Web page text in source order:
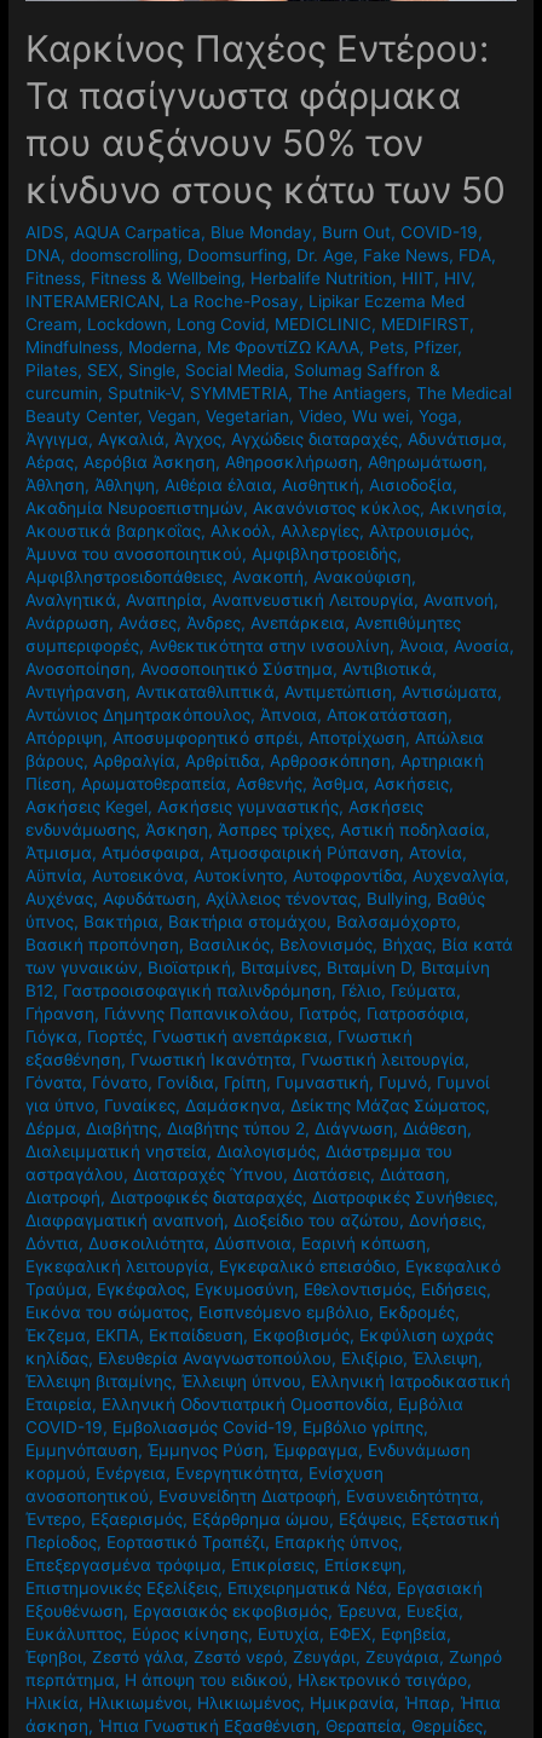
Καρκίνος Παχέος Εντέρου:
Τα πασίγνωστα φάρμακα
που αυξάνουν 50% τον
κίνδυνο στους κάτω των 50
AIDS,AQUA Carpatica, Blue Monday, Burn Out, COVID-19,
DNA,doomscrolling, Doomsurfing, Dr. Age, Fake News, FDA,
Fitness, Fitness & Wellbeing, Herbalife Nutrition, HIIT, HIV,
INTERAMERICAN, La Roche-Posay, Lipikar Eczema Med
Cream, Lockdown, Long Covid, MEDICLINIC, MEDIFIRST,
Mindfulness, Moderna, Mε ΦροντίΖΩ ΚΑΛΑ, Pets, Pfizer,
Pilates, SEX, Single, Social Media, Solumag Saffron &
curcumin, Sputnik-V, SYMMETRIA,The Antiagers,The Medical
Beauty Center,Vegan,Vegetarian,Video,Wu wei,Yoga,
Άγγιγμα,Αγκαλιά,Άγχος,Αγχώδεις διαταραχές,Αδυνάτισμα,
Αέρας,Αερόβια Άσκηση,Αθηροσκλήρωση,Αθηρωμάτωση,
Άθληση,Άθληψη,Αιθέρια έλαια,Αισθητική,Αισιοδοξία,
Ακαδημία Νευροεπιστημών,Ακανόνιστος κύκλος,Ακινησία,
Ακουστικά βαρηκοΐας,Αλκοόλ,Αλλεργίες,Αλτρουισμός,
Άμυνα του ανοσοποιητικού,Αμφιβληστροειδής,
Αμφιβληστροειδοπάθειες,Ανακοπή,Ανακούφιση,
Αναλγητικά,Αναπηρία,Αναπνευστική Λειτουργία,Αναπνοή,
Ανάρρωση,Ανάσες,Άνδρες,Ανεπάρκεια,Ανεπιθύμητες
συμπεριφορές,Ανθεκτικότητα στην ινσουλίνη,Άνοια,Ανοσία,
Ανοσοποίηση,Ανοσοποιητικό Σύστημα,Αντιβιοτικά,
Αντιγήρανση,Αντικαταθλιπτικά,Αντιμετώπιση,Αντισώματα,
Αντώνιος Δημητρακόπουλος,Άπνοια,Αποκατάσταση,
Απόρριψη,Αποσυμφορητικό σπρέι,Αποτρίχωση,Απώλεια
βάρους,Αρθραλγία,Αρθρίτιδα,Αρθροσκόπηση,Αρτηριακή
Πίεση,Αρωματοθεραπεία,Ασθενής,Άσθμα,Ασκήσεις,
Ασκήσεις Kegel,Ασκήσεις γυμναστικής,Ασκήσεις
ενδυνάμωσης,Άσκηση,Άσπρες τρίχες,Αστική ποδηλασία,
Άτμισμα,Ατμόσφαιρα,Ατμοσφαιρική Ρύπανση,Ατονία,
Αϋπνία,Αυτοεικόνα,Αυτοκίνητο,Αυτοφροντίδα,Αυχεναλγία,
Αυχένας,Αφυδάτωση,Αχίλλειος τένοντας, Βullying, Βαθύς
ύπνος, Βακτήρια, Βακτήρια στομάχου, Βαλσαμόχορτο,
Βασική προπόνηση, Βασιλικός, Βελονισμός, Βήχας, Βία κατά
των γυναικών, Βιοϊατρική, Βιταμίνες, Βιταμίνη D, Βιταμίνη
Β12, Γαστροοισοφαγική παλινδρόμηση, Γέλιο, Γεύματα,
Γήρανση, Γιάννης Παπανικολάου, Γιατρός, Γιατροσόφια,
Γιόγκα, Γιορτές, Γνωστική ανεπάρκεια, Γνωστική
εξασθένηση, Γνωστική Ικανότητα, Γνωστική λειτουργία,
Γόνατα, Γόνατο, Γονίδια, Γρίπη, Γυμναστική, Γυμνό, Γυμνοί
για ύπνο, Γυναίκες,Δαμάσκηνα,Δείκτης Μάζας Σώματος,
Δέρμα,Διαβήτης,Διαβήτης τύπου 2,Διάγνωση,Διάθεση,
Διαλειμματική νηστεία,Διαλογισμός,Διάστρεμμα του
αστραγάλου,Διαταραχές Ύπνου,Διατάσεις,Διάταση,
Διατροφή,Διατροφικές διαταραχές,Διατροφικές Συνήθειες,
Διαφραγματική αναπνοή,Διοξείδιο του αζώτου,Δονήσεις,
Δόντια,Δυσκοιλιότητα,Δύσπνοια, Εαρινή κόπωση,
Εγκεφαλική λειτουργία, Εγκεφαλικό επεισόδιο, Εγκεφαλικό
Τραύμα, Εγκέφαλος, Εγκυμοσύνη, Εθελοντισμός, Ειδήσεις,
Εικόνα του σώματος, Εισπνεόμενο εμβόλιο, Εκδρομές,
Έκζεμα, ΕΚΠΑ, Εκπαίδευση, Εκφοβισμός, Εκφύλιση ωχράς
κηλίδας, Ελευθερία Αναγνωστοπούλου, Ελιξίριο,Έλλειψη,
Έλλειψη βιταμίνης,Έλλειψη ύπνου, Ελληνική Ιατροδικαστική
Εταιρεία, Ελληνική Οδοντιατρική Ομοσπονδία, Εμβόλια
COVID-19, Εμβολιασμός Covid-19, Εμβόλιο γρίπης,
Εμμηνόπαυση,Έμμηνος Ρύση,Έμφραγμα, Ενδυνάμωση
κορμού, Ενέργεια, Ενεργητικότητα, Ενίσχυση
ανοσοποητικού, Ενσυνείδητη Διατροφή, Ενσυνειδητότητα,
Έντερο, Εξαερισμός, Εξάρθρημα ώμου, Εξάψεις, Εξεταστική
Περίοδος, Εορταστικό Τραπέζι, Επαρκής ύπνος,
Επεξεργασμένα τρόφιμα, Επικρίσεις, Επίσκεψη,
Επιστημονικές Εξελίξεις, Επιχειρηματικά Νέα, Εργασιακή
Εξουθένωση, Εργασιακός εκφοβισμός,Έρευνα, Ευεξία,
Ευκάλυπτος, Εύρος κίνησης, Ευτυχία, ΕΦΕΧ, Εφηβεία,
Έφηβοι,Ζεστό γάλα,Ζεστό νερό,Ζευγάρι,Ζευγάρια,Ζωηρό
περπάτημα, Η άποψη του ειδικού, Ηλεκτρονικό τσιγάρο,
Ηλικία, Ηλικιωμένοι, Ηλικιωμένος, Ημικρανία, Ήπαρ, Ήπια
άσκηση, Ήπια Γνωστική Εξασθένιση, Θεραπεία, Θερμίδες,